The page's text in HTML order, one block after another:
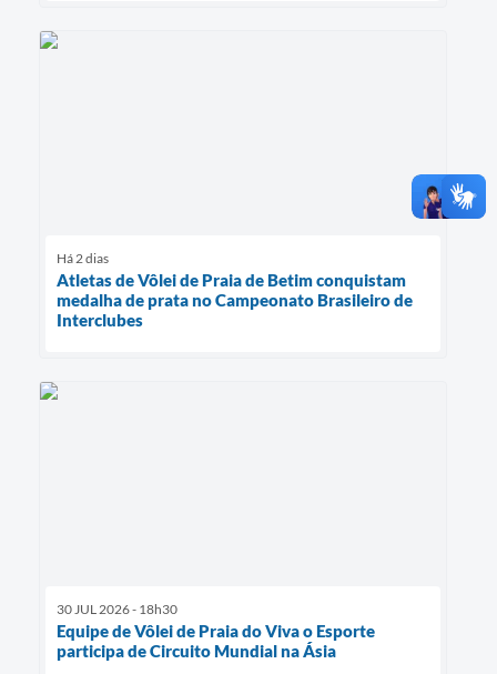
Há 2 dias
Atletas de Vôlei de Praia de Betim conquistam
medalha de prata no Campeonato Brasileiro de
Interclubes
30 JUL 2026 - 18h30
Equipe de Vôlei de Praia do Viva o Esporte
participa de Circuito Mundial na Ásia